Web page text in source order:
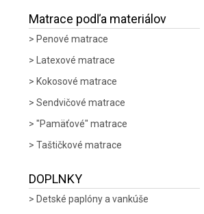
Matrace podľa materiálov
Penové matrace
Latexové matrace
Kokosové matrace
Sendvičové matrace
"Pamäťové" matrace
Taštičkové matrace
DOPLNKY
Detské paplóny a vankúše